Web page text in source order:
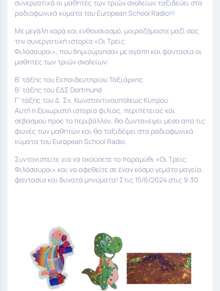
συνεργατικά οι μαθητές των τριών σχολείων ταξιδεύει στα
ραδιοφωνικά κύματα του European School Radio!!!
Με μεγάλη χαρά και ενθουσιασμό, μοιραζόμαστε μαζί σας
την συνεργατική ιστορία «Οι Τρεις
Φιλόσαυροι», που δημιούργησαν με αγάπη και φαντασία οι
μαθητές των τριών σχολείων:
Β’ τάξης του Εκπαιδευτηρίου Ταξιάρχης
Β’ τάξης του ΕΔΣ Dortmund
Γ’ τάξης του Δ. Σχ. Κωνσταντινουπόλεως Κύπρου
Αυτή η ξεχωριστή ιστορία φιλίας, περιπέτειας και
σεβασμού προς το περιβάλλον, θα ζωντανέψει μέσα από τις
φωνές των μαθητών και θα ταξιδέψει στα ραδιοφωνικά
κύματα του European School Radio.
Συντονιστείτε για να ακούσετε το παραμύθι «Οι Τρεις
Φιλόσαυροι» και να αφεθείτε σε έναν κόσμο γεμάτο μαγεία,
φαντασία και δυνατά μηνύματα! Στις 15/6/2024 στις 9:30